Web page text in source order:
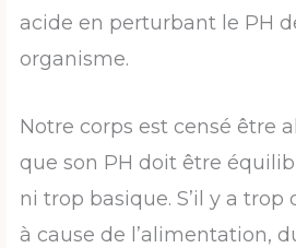
acide en perturbant le PH
organisme.
Notre corps est censé être
que son PH doit être
ni trop basique. S’il y a trop
à cause de l’alimentation,